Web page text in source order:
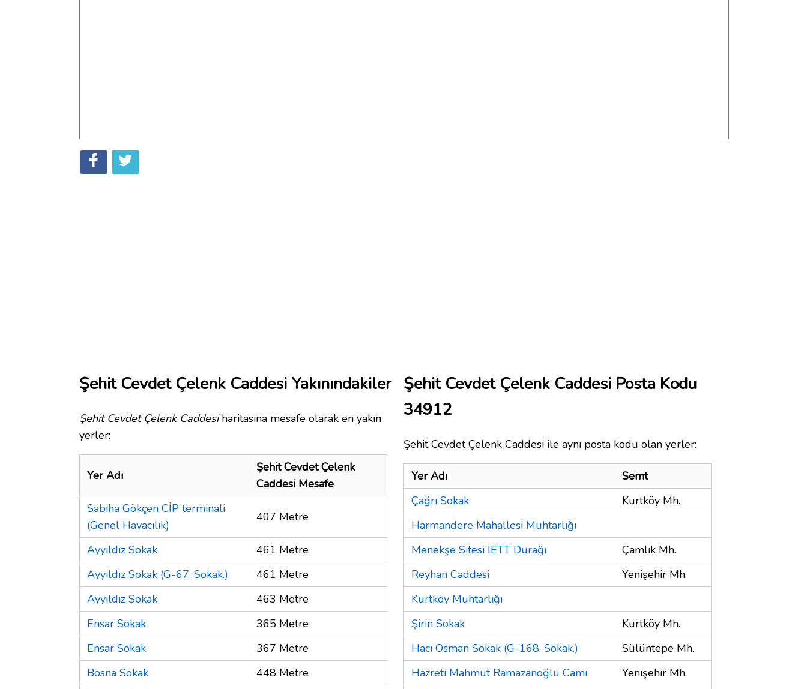
Şehit Cevdet Çelenk Caddesi Yakınındakiler
Şehit Cevdet Çelenk Caddesiharitasına mesafe olarak en yakın
yerler:
Yer Adı
Şehit Cevdet Çelenk
Caddesi Mesafe
Sabiha Gökçen CİP terminali
(Genel Havacılık)
407 Metre
Ayyıldız Sokak
461 Metre
Ayyıldız Sokak (G-67. Sokak.)
461 Metre
Ayyıldız Sokak
463 Metre
Ensar Sokak
365 Metre
Ensar Sokak
367 Metre
Bosna Sokak
448 Metre
Şehit Cevdet Çelenk Caddesi Posta Kodu
34912
Şehit Cevdet Çelenk Caddesi ile aynı posta kodu olan yerler:
Yer Adı
Semt
Çağrı Sokak
Kurtköy Mh.
Harmandere Mahallesi Muhtarlığı
Menekşe Sitesi İETT Durağı
Çamlık Mh.
Reyhan Caddesi
Yenişehir Mh.
Kurtköy Muhtarlığı
Şirin Sokak
Kurtköy Mh.
Hacı Osman Sokak (G-168. Sokak.)
Sülüntepe Mh.
Hazreti Mahmut Ramazanoğlu Cami
Yenişehir Mh.